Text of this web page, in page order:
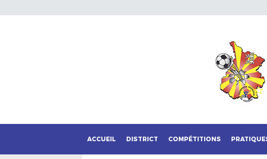
ACCUEIL DISTRICT COMPÉTITIONS